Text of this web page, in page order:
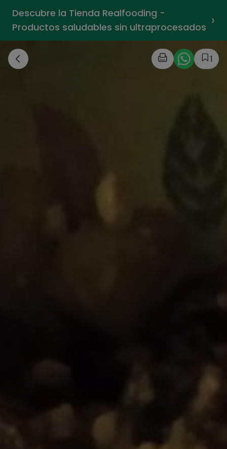
Descubre la Tienda Realfooding -
Productos saludables sin ultraprocesados ›
1